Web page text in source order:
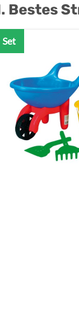
Bestes
Set